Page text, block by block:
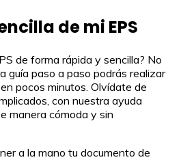
de mi EPS
de forma rápida y sencilla? No
guía paso a paso podrás realizar
pocos minutos. Olvídate de
con nuestra ayuda
manera cómoda y sin
a la mano tu documento de